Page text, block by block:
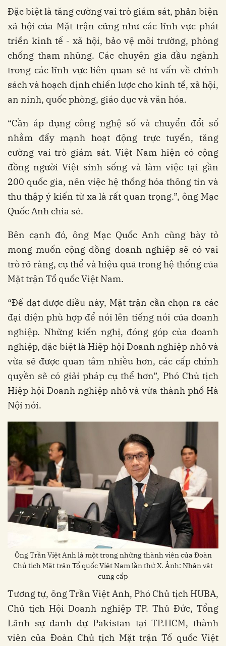
Đặc biệt là tăng cường vai trò giám sát, phản biện
xã hội của Mặt trận cũng như các lĩnh vực phát
triển kinh tế - xã hội, bảo vệ môi trường, phòng
chống tham nhũng. Các chuyên gia đầu ngành
trong các lĩnh vực liên quan sẽ tư vấn về chính
sách và hoạch định chiến lược cho kinh tế, xã hội,
an ninh, quốc phòng, giáo dục và văn hóa.
“Cần áp dụng công nghệ số và chuyển đổi số
nhằm đẩy mạnh hoạt động trực tuyến, tăng
cường vai trò giám sát. Việt Nam hiện có cộng
đồng người Việt sinh sống và làm việc tại gần
200 quốc gia, nên việc hệ thống hóa thông tin và
thu thập ý kiến từ xa là rất quan trọng.”, ông Mạc
Quốc Anh chia sẻ.
Bên cạnh đó, ông Mạc Quốc Anh cũng bày tỏ
mong muốn cộng đồng doanh nghiệp sẽ có vai
trò rõ ràng, cụ thể và hiệu quả trong hệ thống của
Mặt trận Tổ quốc Việt Nam.
“Để đạt được điều này, Mặt trận cần chọn ra các
đại diện phù hợp để nói lên tiếng nói của doanh
nghiệp. Những kiến nghị, đóng góp của doanh
nghiệp, đặc biệt là Hiệp hội Doanh nghiệp nhỏ và
vừa sẽ được quan tâm nhiều hơn, các cấp chính
quyền sẽ có giải pháp cụ thể hơn”, Phó Chủ tịch
Hiệp hội Doanh nghiệp nhỏ và vừa thành phố Hà
Nội nói.
Ông Trần Việt Anh là một trong những thành viên của Đoàn
Chủ tịch Mặt trận Tổ quốc Việt Nam lần thứ X. Ảnh: Nhân vật
cung cấp
Tương tự, ông Trần Việt Anh, Phó Chủ tịch HUBA,
Chủ tịch Hội Doanh nghiệp TP. Thủ Đức, Tổng
Lãnh sự danh dự Pakistan tại TP.HCM, thành
viên của Đoàn Chủ tịch Mặt trận Tổ quốc Việt